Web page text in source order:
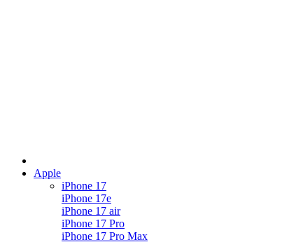
Apple
iPhone 17
iPhone 17e
iPhone 17 air
iPhone 17 Pro
iPhone 17 Pro Max